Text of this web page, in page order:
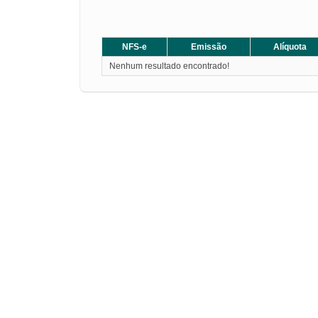
NFS-e Emissão Alíquota
Nenhum resultado encontrado!